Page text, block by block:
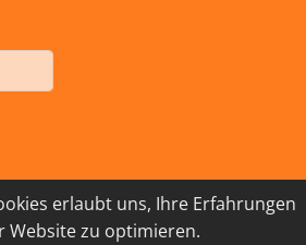
erlaubt uns, Ihre Erfahrungen
Website zu optimieren.
- Diözese Innsbruck